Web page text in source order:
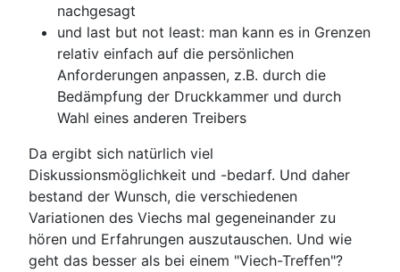
nachgesagt
und last but not least: man kann es in Grenzen
relativ einfach auf die persönlichen
Anforderungen anpassen, z.B. durch die
Bedämpfung der Druckkammer und durch
Wahl eines anderen Treibers
Da ergibt sich natürlich viel
Diskussionsmöglichkeit und -bedarf. Und daher
bestand der Wunsch, die verschiedenen
Variationen des Viechs mal gegeneinander zu
hören und Erfahrungen auszutauschen. Und wie
geht das besser als bei einem "Viech-Treffen"?